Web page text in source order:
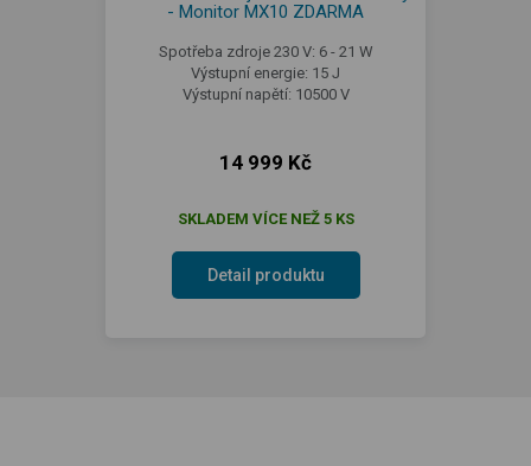
- Monitor MX10 ZDARMA
Spotřeba zdroje 230 V: 6 - 21 W
Výstupní energie: 15 J
Výstupní napětí: 10500 V
14 999 Kč
SKLADEM VÍCE NEŽ 5 KS
Detail produktu